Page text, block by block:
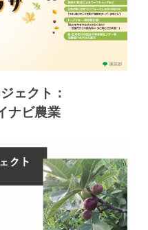
ェクト：
ナビ農業